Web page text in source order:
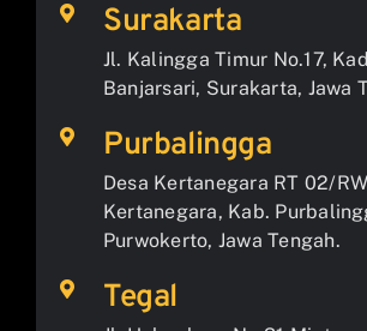
Surakarta
Jl. Kalingga Timur No.17,
Banjarsari, Surakarta, Jawa
Purbalingga
Desa Kertanegara RT 02/
Kertanegara, Kab.
Purwokerto, Jawa Tengah.
Tegal